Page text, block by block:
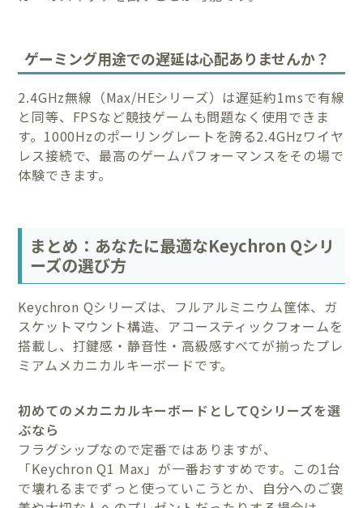
ゲーミング用途での遅延は心配ありませんか？
2.4GHz無線（Max/HEシリーズ）は遅延約1msで有線
と同等、FPSなど競技ゲームも問題なく使用できま
す。1000Hzのポーリングレートを誇る2.4GHzワイヤ
レス接続で、最高のゲームパフォーマンスをその場で
体験できます。
まとめ：あなたに最適なKeychron Qシリ
ーズの選び方
Keychron Qシリーズは、フルアルミニウム筐体、ガ
スケットマウント構造、アコースティックフォームを
搭載し、打鍵感・静音性・高級感すべてが揃ったプレ
ミアムメカニカルキーボードです。
初めてのメカニカルキーボードとしてQシリーズを選
ぶなら
フラグシップなので定番ではありますが、
「Keychron Q1 Max」が一番おすすめです。この1台
で壊れるまでずっと使っていこうとか、自分へのご褒